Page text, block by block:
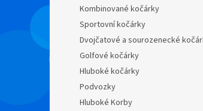
p
Kombinované kočárky
Sportovní kočárky
Dvojčatové a sourozenecké
Golfové kočárky
Hluboké kočárky
Podvozky
Hluboké Korby